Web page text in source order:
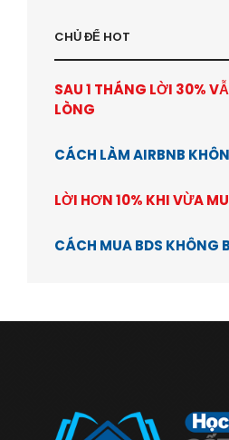
CHỦ ĐỂ HOT
SAU 1 THÁNG LỜI 30%
LÒNG
CÁCH LÀM AIRBNB
LỜI HƠN 10% KHI VỪA
CÁCH MUA BDS KHÔNG